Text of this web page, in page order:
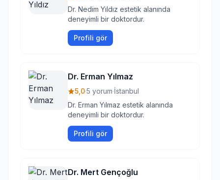
Dr. Nedim Yıldız estetik alanında
deneyimli bir doktordur.
Profili gör
Dr. Erman Yılmaz
5,0·5 yorum·İstanbul
Dr. Erman Yılmaz estetik alanında
deneyimli bir doktordur.
Profili gör
Dr. Mert Gençoğlu